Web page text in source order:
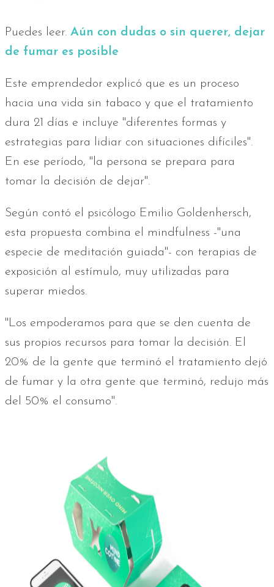
Puedes leer. Aún con dudas o sin querer, dejar
de fumar es posible
Este emprendedor explicó que es un proceso
hacia una vida sin tabaco y que el tratamiento
dura 21 días e incluye "diferentes formas y
estrategias para lidiar con situaciones difíciles".
En ese período, "la persona se prepara para
tomar la decisión de dejar".
Según contó el psicólogo Emilio Goldenhersch,
esta propuesta combina el mindfulness -"una
especie de meditación guiada"- con terapias de
exposición al estímulo, muy utilizadas para
superar miedos.
"Los empoderamos para que se den cuenta de
sus propios recursos para tomar la decisión. El
20% de la gente que terminó el tratamiento dejó
de fumar y la otra gente que terminó, redujo más
del 50% el consumo".